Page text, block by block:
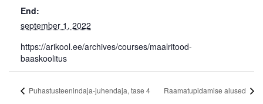
End:
september 1, 2022
https://arikool.ee/archives/courses/maalritood-
baaskoolitus
Puhastusteenindaja-j­uhendaja, tase 4 Raamatupidamise alused